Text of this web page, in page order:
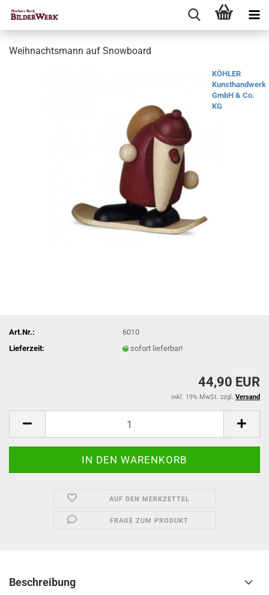
Weihnachtsmann auf Snowboard
KÖHLER
Kunsthandwerk
GmbH & Co.
KG
Art.Nr.:
6010
Lieferzeit:
sofort lieferbar!
44,90 EUR
inkl. 19% MwSt. zzgl. Versand
AUF DEN MERKZETTEL
FRAGE ZUM PRODUKT
Beschreibung